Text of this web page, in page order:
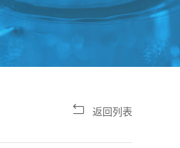
返回列表